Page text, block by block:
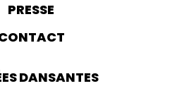
PRESSE
DANSANTES